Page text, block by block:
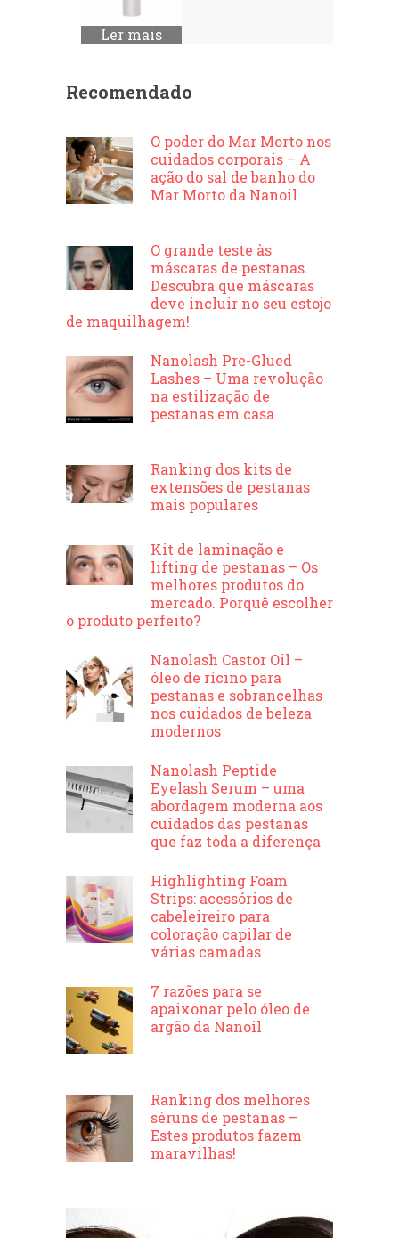
Ler mais
Recomendado
O poder do Mar Morto nos
cuidados corporais – A
ação do sal de banho do
Mar Morto da Nanoil
O grande teste às
máscaras de pestanas.
Descubra que máscaras
deve incluir no seu estojo
de maquilhagem!
Nanolash Pre-Glued
Lashes – Uma revolução
na estilização de
pestanas em casa
Ranking dos kits de
extensões de pestanas
mais populares
Kit de laminação e
lifting de pestanas – Os
melhores produtos do
mercado. Porquê escolher
o produto perfeito?
Nanolash Castor Oil –
óleo de rícino para
pestanas e sobrancelhas
nos cuidados de beleza
modernos
Nanolash Peptide
Eyelash Serum – uma
abordagem moderna aos
cuidados das pestanas
que faz toda a diferença
Highlighting Foam
Strips: acessórios de
cabeleireiro para
coloração capilar de
várias camadas
7 razões para se
apaixonar pelo óleo de
argão da Nanoil
Ranking dos melhores
séruns de pestanas –
Estes produtos fazem
maravilhas!